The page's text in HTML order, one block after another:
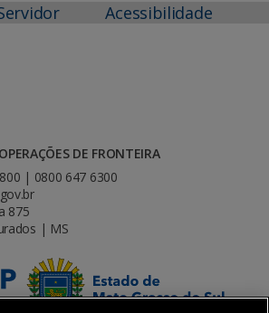
Acessibilidade
DE FRONTEIRA
| 0800 647 6300
875
| MS